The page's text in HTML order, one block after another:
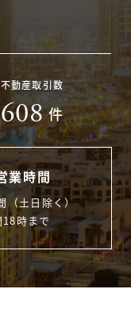
不動産取引数
608 件
業時間
（土日除く）
18時まで